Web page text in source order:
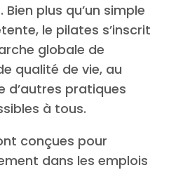
plus qu’un simple
le pilates s’inscrit
globale de
qualité de vie, au
d’autres pratiques
à tous.
conçues pour
dans les emplois